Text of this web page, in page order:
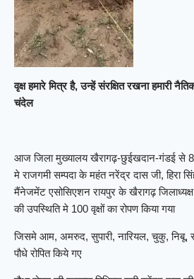
वृक्ष हमारे मित्र है, उन्हें संरक्षित रखना हमारी
चंदेल
आज जिला मुख्यालय खैरागढ़-छुईखदान-गंडई से 8
मे राजगमी सम्पदा के महंत नरेंद्र दास जी, हिरा
मैंनेजमेंट एसोसिएशन रायपुर के खैरागढ़
की उपस्थिति मे 100 वृक्षों का रोपण किया गया
जिसमे आम, अमरुद, सुपारी, नारियल, चुकु, निबू,
पौधे रोपित किये गए